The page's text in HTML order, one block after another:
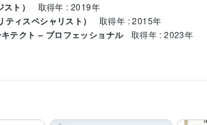
ト） 取得年 : 2019年
ィスペシャリスト） 取得年 : 2015年
テクト – プロフェッショナル 取得年 : 2023年
ホームページ作成やシステム開発承ります